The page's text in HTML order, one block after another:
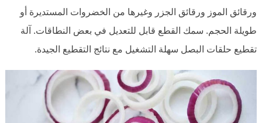
ورقائق الموز ورقائق الجزر وغيرها من الخضروات المستديرة أو
طويلة الحجم. سمك القطع قابل للتعديل في بعض النطاقات. آلة
تقطيع حلقات البصل سهلة التشغيل مع نتائج التقطيع الجيدة.